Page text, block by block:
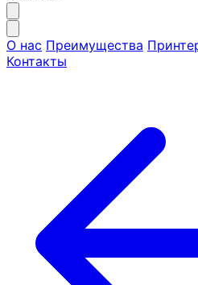
О нас Преимущества
Контакты